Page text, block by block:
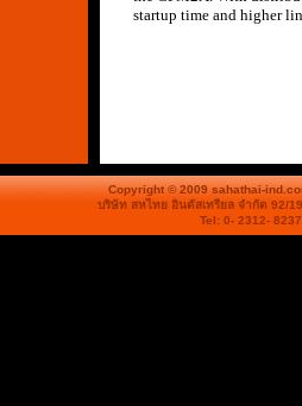
startup time and higher
Copyright © 2009 sahathai-
บริษัท สหไทย อินดัสเทรียล จำกัด 92/
Tel: 0- 2312-